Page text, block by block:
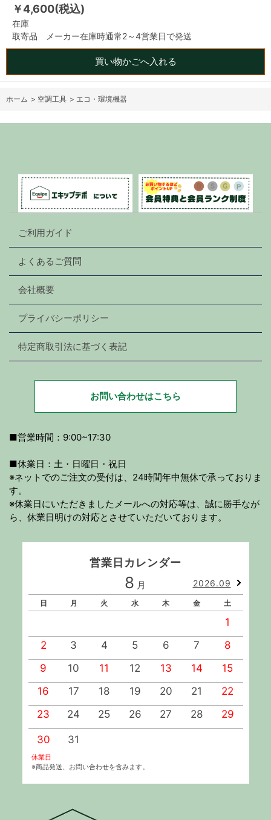
￥4,600(税込)
在庫
取寄品 メーカー在庫時通常2～4営業日で発送
買い物かごへ入れる
ホーム > 空調工具 > エコ・環境機器
ご利用ガイド
よくあるご質問
会社概要
プライバシーポリシー
特定商取引法に基づく表記
お問い合わせはこちら
■営業時間：9:00~17:30
■休業日：土・日曜日・祝日
※ネットでのご注文の受付は、24時間年中無休で承っておりま
す。
※休業日にいただきましたメールへの対応等は、誠に勝手なが
ら、休業日明けの対応とさせていただいております。
営業日カレンダー
8 月 2026.09
日 月 火 水 木 金 土
1
2
3 4 5 6 7
8
9
10 11 12 13 14
15
16
17 18 19 20 21
22
23
24 25 26 27 28 29
30 31
休業日
※商品発送、お問い合わせを含みます。